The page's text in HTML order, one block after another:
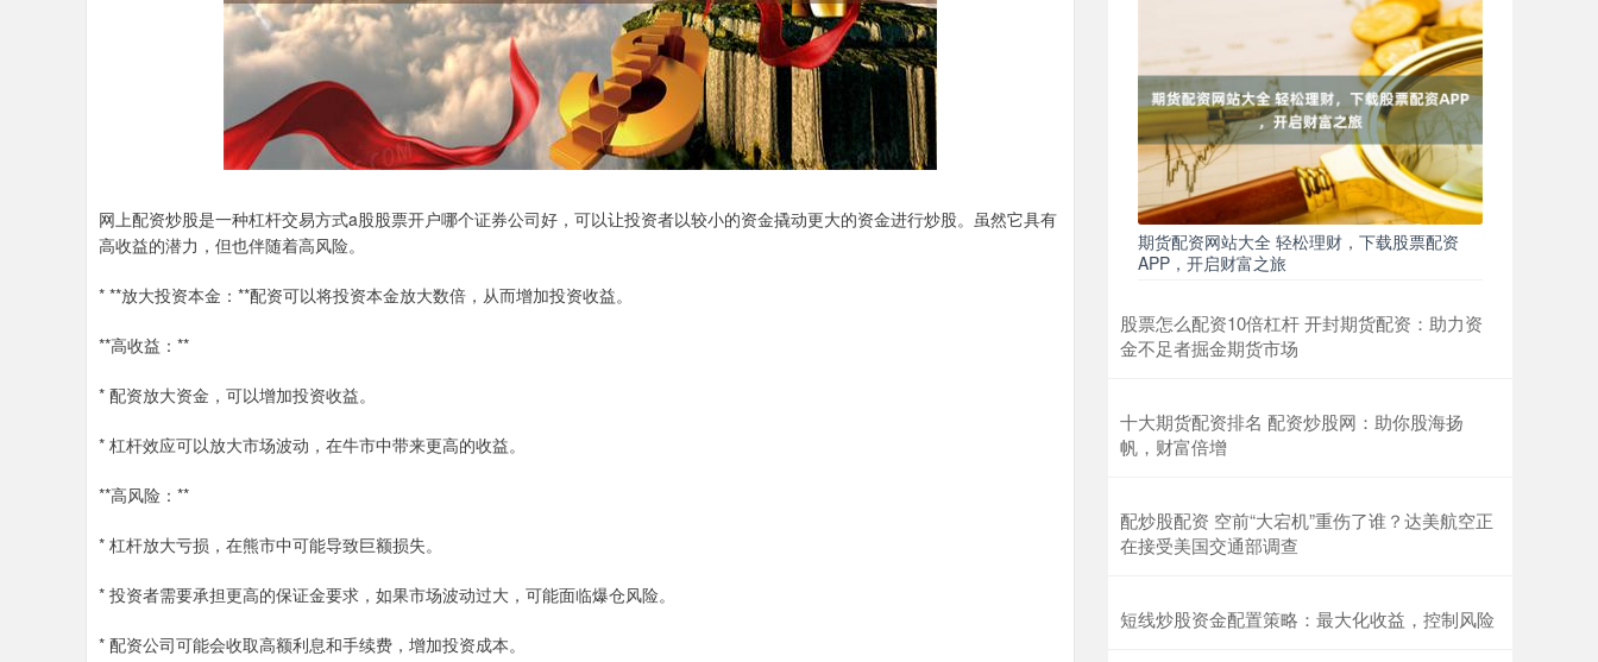
网上配资炒股是一种杠杆交易方式a股股票开户哪个证券公司好，可以让投资者以较小的资金撬动更大的资金进行炒股。虽然它具有
高收益的潜力，但也伴随着高风险。
* **放大投资本金：**配资可以将投资本金放大数倍，从而增加投资收益。
**高收益：**
* 配资放大资金，可以增加投资收益。
* 杠杆效应可以放大市场波动，在牛市中带来更高的收益。
**高风险：**
* 杠杆放大亏损，在熊市中可能导致巨额损失。
* 投资者需要承担更高的保证金要求，如果市场波动过大，可能面临爆仓风险。
* 配资公司可能会收取高额利息和手续费，增加投资成本。
期货配资网站大全 轻松理财，下载股票配资
APP，开启财富之旅
股票怎么配资10倍杠杆 开封期货配资：助力资
金不足者掘金期货市场
十大期货配资排名 配资炒股网：助你股海扬
帆，财富倍增
配炒股配资 空前“大宕机”重伤了谁？达美航空正
在接受美国交通部调查
短线炒股资金配置策略：最大化收益，控制风险